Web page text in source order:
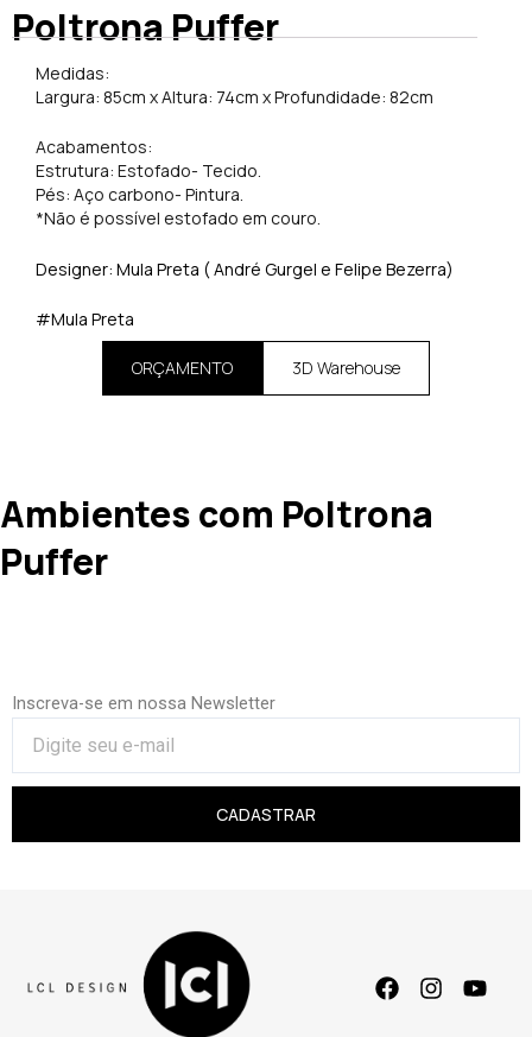
Poltrona Puffer
Medidas:
Largura: 85cm x Altura: 74cm x Profundidade: 82cm
Acabamentos:
Estrutura: Estofado- Tecido.
Pés: Aço carbono- Pintura.
*Não é possível estofado em couro.
Designer: Mula Preta ( André Gurgel e Felipe Bezerra)
#Mula Preta
ORÇAMENTO 3D Warehouse
Ambientes com Poltrona
Puffer
Inscreva-se em nossa Newsletter
CADASTRAR